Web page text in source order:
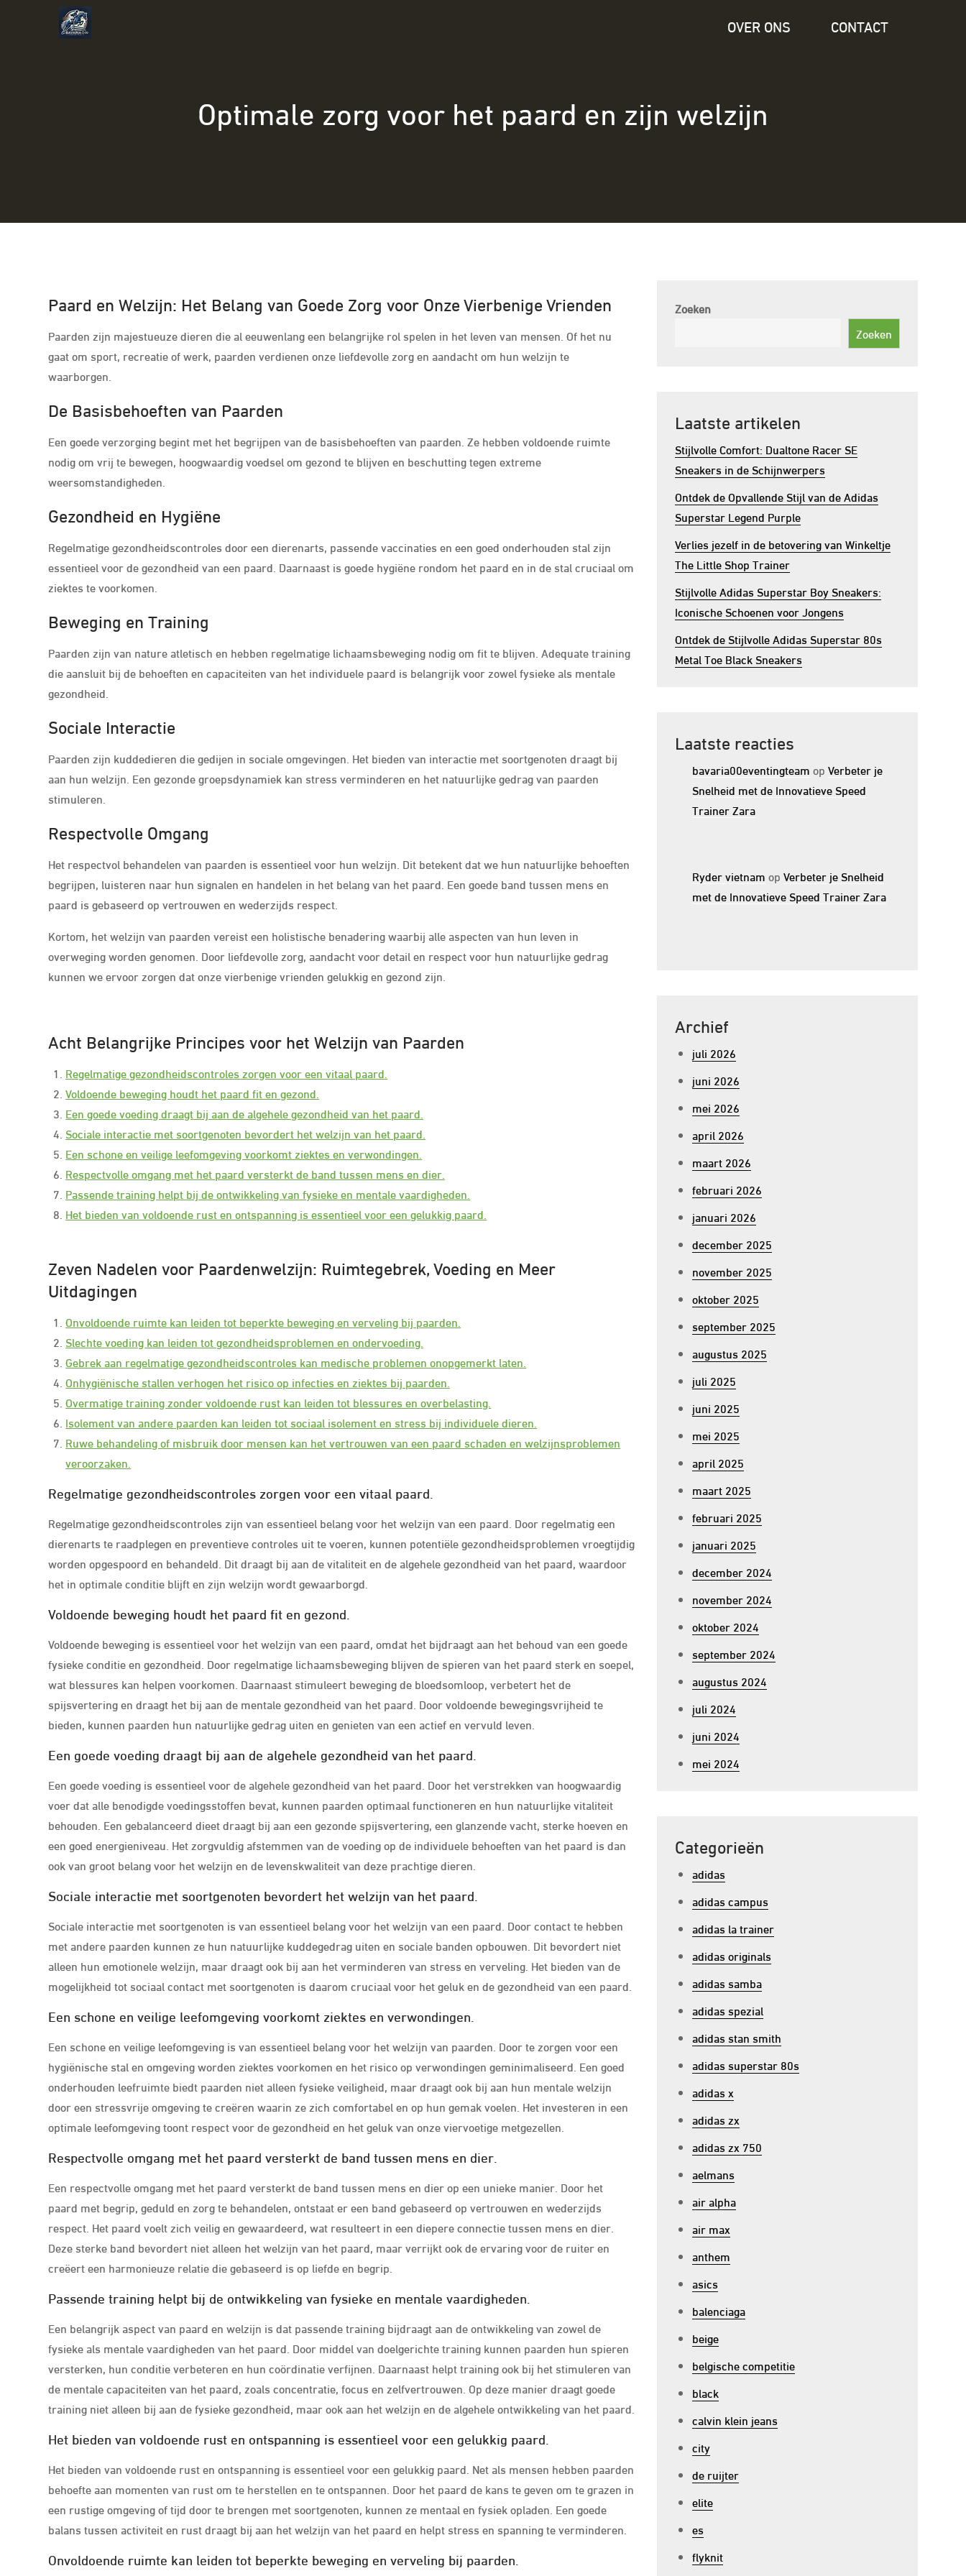
OVER ONS CONTACT
Optimale zorg voor het paard en zijn welzijn
Paard en Welzijn: Het Belang van Goede Zorg voor Onze Vierbenige Vrienden
Paarden zijn majestueuze dieren die al eeuwenlang een belangrijke rol spelen in het leven van mensen. Of het nu
gaat om sport, recreatie of werk, paarden verdienen onze liefdevolle zorg en aandacht om hun welzijn te
waarborgen.
De Basisbehoeften van Paarden
Een goede verzorging begint met het begrijpen van de basisbehoeften van paarden. Ze hebben voldoende ruimte
nodig om vrij te bewegen, hoogwaardig voedsel om gezond te blijven en beschutting tegen extreme
weersomstandigheden.
Gezondheid en Hygiëne
Regelmatige gezondheidscontroles door een dierenarts, passende vaccinaties en een goed onderhouden stal zijn
essentieel voor de gezondheid van een paard. Daarnaast is goede hygiëne rondom het paard en in de stal cruciaal om
ziektes te voorkomen.
Beweging en Training
Paarden zijn van nature atletisch en hebben regelmatige lichaamsbeweging nodig om fit te blijven. Adequate training
die aansluit bij de behoeften en capaciteiten van het individuele paard is belangrijk voor zowel fysieke als mentale
gezondheid.
Sociale Interactie
Paarden zijn kuddedieren die gedijen in sociale omgevingen. Het bieden van interactie met soortgenoten draagt bij
aan hun welzijn. Een gezonde groepsdynamiek kan stress verminderen en het natuurlijke gedrag van paarden
stimuleren.
Respectvolle Omgang
Het respectvol behandelen van paarden is essentieel voor hun welzijn. Dit betekent dat we hun natuurlijke behoeften
begrijpen, luisteren naar hun signalen en handelen in het belang van het paard. Een goede band tussen mens en
paard is gebaseerd op vertrouwen en wederzijds respect.
Kortom, het welzijn van paarden vereist een holistische benadering waarbij alle aspecten van hun leven in
overweging worden genomen. Door liefdevolle zorg, aandacht voor detail en respect voor hun natuurlijke gedrag
kunnen we ervoor zorgen dat onze vierbenige vrienden gelukkig en gezond zijn.
Acht Belangrijke Principes voor het Welzijn van Paarden
Regelmatige gezondheidscontroles zorgen voor een vitaal paard.
Voldoende beweging houdt het paard fit en gezond.
Een goede voeding draagt bij aan de algehele gezondheid van het paard.
Sociale interactie met soortgenoten bevordert het welzijn van het paard.
Een schone en veilige leefomgeving voorkomt ziektes en verwondingen.
Respectvolle omgang met het paard versterkt de band tussen mens en dier.
Passende training helpt bij de ontwikkeling van fysieke en mentale vaardigheden.
Het bieden van voldoende rust en ontspanning is essentieel voor een gelukkig paard.
Zeven Nadelen voor Paardenwelzijn: Ruimtegebrek, Voeding en Meer
Uitdagingen
Onvoldoende ruimte kan leiden tot beperkte beweging en verveling bij paarden.
Slechte voeding kan leiden tot gezondheidsproblemen en ondervoeding.
Gebrek aan regelmatige gezondheidscontroles kan medische problemen onopgemerkt laten.
Onhygiënische stallen verhogen het risico op infecties en ziektes bij paarden.
Overmatige training zonder voldoende rust kan leiden tot blessures en overbelasting.
Isolement van andere paarden kan leiden tot sociaal isolement en stress bij individuele dieren.
Ruwe behandeling of misbruik door mensen kan het vertrouwen van een paard schaden en welzijnsproblemen
veroorzaken.
Regelmatige gezondheidscontroles zorgen voor een vitaal paard.
Regelmatige gezondheidscontroles zijn van essentieel belang voor het welzijn van een paard. Door regelmatig een
dierenarts te raadplegen en preventieve controles uit te voeren, kunnen potentiële gezondheidsproblemen vroegtijdig
worden opgespoord en behandeld. Dit draagt bij aan de vitaliteit en de algehele gezondheid van het paard, waardoor
het in optimale conditie blijft en zijn welzijn wordt gewaarborgd.
Voldoende beweging houdt het paard fit en gezond.
Voldoende beweging is essentieel voor het welzijn van een paard, omdat het bijdraagt aan het behoud van een goede
fysieke conditie en gezondheid. Door regelmatige lichaamsbeweging blijven de spieren van het paard sterk en soepel,
wat blessures kan helpen voorkomen. Daarnaast stimuleert beweging de bloedsomloop, verbetert het de
spijsvertering en draagt het bij aan de mentale gezondheid van het paard. Door voldoende bewegingsvrijheid te
bieden, kunnen paarden hun natuurlijke gedrag uiten en genieten van een actief en vervuld leven.
Een goede voeding draagt bij aan de algehele gezondheid van het paard.
Een goede voeding is essentieel voor de algehele gezondheid van het paard. Door het verstrekken van hoogwaardig
voer dat alle benodigde voedingsstoffen bevat, kunnen paarden optimaal functioneren en hun natuurlijke vitaliteit
behouden. Een gebalanceerd dieet draagt bij aan een gezonde spijsvertering, een glanzende vacht, sterke hoeven en
een goed energieniveau. Het zorgvuldig afstemmen van de voeding op de individuele behoeften van het paard is dan
ook van groot belang voor het welzijn en de levenskwaliteit van deze prachtige dieren.
Sociale interactie met soortgenoten bevordert het welzijn van het paard.
Sociale interactie met soortgenoten is van essentieel belang voor het welzijn van een paard. Door contact te hebben
met andere paarden kunnen ze hun natuurlijke kuddegedrag uiten en sociale banden opbouwen. Dit bevordert niet
alleen hun emotionele welzijn, maar draagt ook bij aan het verminderen van stress en verveling. Het bieden van de
mogelijkheid tot sociaal contact met soortgenoten is daarom cruciaal voor het geluk en de gezondheid van een paard.
Een schone en veilige leefomgeving voorkomt ziektes en verwondingen.
Een schone en veilige leefomgeving is van essentieel belang voor het welzijn van paarden. Door te zorgen voor een
hygiënische stal en omgeving worden ziektes voorkomen en het risico op verwondingen geminimaliseerd. Een goed
onderhouden leefruimte biedt paarden niet alleen fysieke veiligheid, maar draagt ook bij aan hun mentale welzijn
door een stressvrije omgeving te creëren waarin ze zich comfortabel en op hun gemak voelen. Het investeren in een
optimale leefomgeving toont respect voor de gezondheid en het geluk van onze viervoetige metgezellen.
Respectvolle omgang met het paard versterkt de band tussen mens en dier.
Een respectvolle omgang met het paard versterkt de band tussen mens en dier op een unieke manier. Door het
paard met begrip, geduld en zorg te behandelen, ontstaat er een band gebaseerd op vertrouwen en wederzijds
respect. Het paard voelt zich veilig en gewaardeerd, wat resulteert in een diepere connectie tussen mens en dier.
Deze sterke band bevordert niet alleen het welzijn van het paard, maar verrijkt ook de ervaring voor de ruiter en
creëert een harmonieuze relatie die gebaseerd is op liefde en begrip.
Passende training helpt bij de ontwikkeling van fysieke en mentale vaardigheden.
Een belangrijk aspect van paard en welzijn is dat passende training bijdraagt aan de ontwikkeling van zowel de
fysieke als mentale vaardigheden van het paard. Door middel van doelgerichte training kunnen paarden hun spieren
versterken, hun conditie verbeteren en hun coördinatie verfijnen. Daarnaast helpt training ook bij het stimuleren van
de mentale capaciteiten van het paard, zoals concentratie, focus en zelfvertrouwen. Op deze manier draagt goede
training niet alleen bij aan de fysieke gezondheid, maar ook aan het welzijn en de algehele ontwikkeling van het paard.
Het bieden van voldoende rust en ontspanning is essentieel voor een gelukkig paard.
Het bieden van voldoende rust en ontspanning is essentieel voor een gelukkig paard. Net als mensen hebben paarden
behoefte aan momenten van rust om te herstellen en te ontspannen. Door het paard de kans te geven om te grazen in
een rustige omgeving of tijd door te brengen met soortgenoten, kunnen ze mentaal en fysiek opladen. Een goede
balans tussen activiteit en rust draagt bij aan het welzijn van het paard en helpt stress en spanning te verminderen.
Onvoldoende ruimte kan leiden tot beperkte beweging en verveling bij paarden.
Zoeken
Zoeken
Laatste artikelen
Stijlvolle Comfort: Dualtone Racer SE
Sneakers in de Schijnwerpers
Ontdek de Opvallende Stijl van de Adidas
Superstar Legend Purple
Verlies jezelf in de betovering van Winkeltje
The Little Shop Trainer
Stijlvolle Adidas Superstar Boy Sneakers:
Iconische Schoenen voor Jongens
Ontdek de Stijlvolle Adidas Superstar 80s
Metal Toe Black Sneakers
Laatste reacties
bavaria00eventingteam op Verbeter je
Snelheid met de Innovatieve Speed
Trainer Zara
Ryder vietnam op Verbeter je Snelheid
met de Innovatieve Speed Trainer Zara
Archief
juli 2026
juni 2026
mei 2026
april 2026
maart 2026
februari 2026
januari 2026
december 2025
november 2025
oktober 2025
september 2025
augustus 2025
juli 2025
juni 2025
mei 2025
april 2025
maart 2025
februari 2025
januari 2025
december 2024
november 2024
oktober 2024
september 2024
augustus 2024
juli 2024
juni 2024
mei 2024
Categorieën
adidas
adidas campus
adidas la trainer
adidas originals
adidas samba
adidas spezial
adidas stan smith
adidas superstar 80s
adidas x
adidas zx
adidas zx 750
aelmans
air alpha
air max
anthem
asics
balenciaga
beige
belgische competitie
black
calvin klein jeans
city
de ruijter
elite
es
flyknit